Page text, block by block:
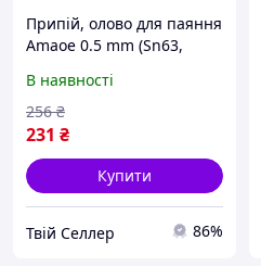
Припій, олово для паяння
Amaoe 0.5 mm (Sn63,
В наявності
231 ₴
256 ₴
Купити
Твій Селлер 86%